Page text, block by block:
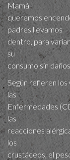
Mamá
queremos
padres llevamos
dentro, para
su
consumo sin
Según refieren
las
Enfermedades
las
reacciones
los
crustáceos, el